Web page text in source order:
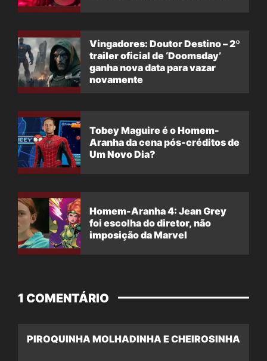
Vingadores: Doutor Destino – 2º
trailer oficial de ‘Doomsday’
ganha nova data para vazar
novamente
Tobey Maguire é o Homem-
Aranha da cena pós-créditos de
Um Novo Dia?
Homem-Aranha 4: Jean Grey
foi escolha do diretor, não
imposição da Marvel
1 COMENTÁRIO
PIROQUINHA MOLHADINHA E CHEIROSINHA